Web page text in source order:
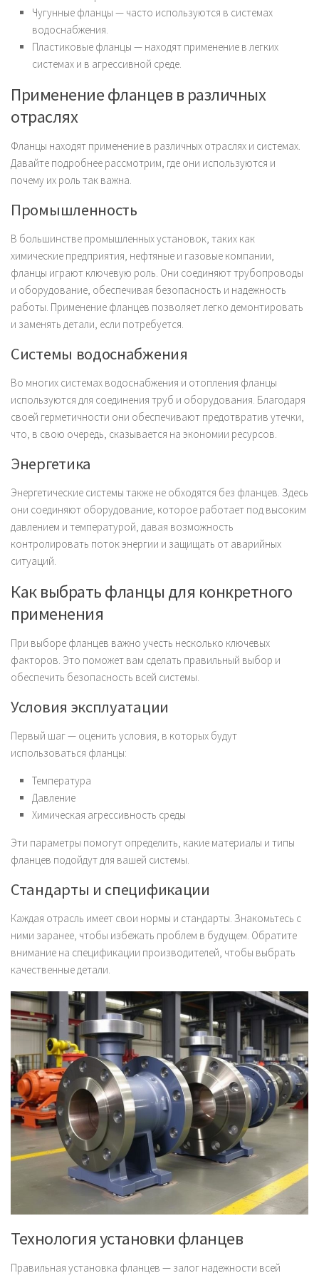
Чугунные фланцы — часто используются в системах
водоснабжения.
Пластиковые фланцы — находят применение в легких
системах и в агрессивной среде.
Применение фланцев в различных
отраслях
Фланцы находят применение в различных отраслях и системах.
Давайте подробнее рассмотрим, где они используются и
почему их роль так важна.
Промышленность
В большинстве промышленных установок, таких как
химические предприятия, нефтяные и газовые компании,
фланцы играют ключевую роль. Они соединяют трубопроводы
и оборудование, обеспечивая безопасность и надежность
работы. Применение фланцев позволяет легко демонтировать
и заменять детали, если потребуется.
Системы водоснабжения
Во многих системах водоснабжения и отопления фланцы
используются для соединения труб и оборудования. Благодаря
своей герметичности они обеспечивают предотвратив утечки,
что, в свою очередь, сказывается на экономии ресурсов.
Энергетика
Энергетические системы также не обходятся без фланцев. Здесь
они соединяют оборудование, которое работает под высоким
давлением и температурой, давая возможность
контролировать поток энергии и защищать от аварийных
ситуаций.
Как выбрать фланцы для конкретного
применения
При выборе фланцев важно учесть несколько ключевых
факторов. Это поможет вам сделать правильный выбор и
обеспечить безопасность всей системы.
Условия эксплуатации
Первый шаг — оценить условия, в которых будут
использоваться фланцы:
Температура
Давление
Химическая агрессивность среды
Эти параметры помогут определить, какие материалы и типы
фланцев подойдут для вашей системы.
Стандарты и спецификации
Каждая отрасль имеет свои нормы и стандарты. Знакомьтесь с
ними заранее, чтобы избежать проблем в будущем. Обратите
внимание на спецификации производителей, чтобы выбрать
качественные детали.
Технология установки фланцев
Правильная установка фланцев — залог надежности всей